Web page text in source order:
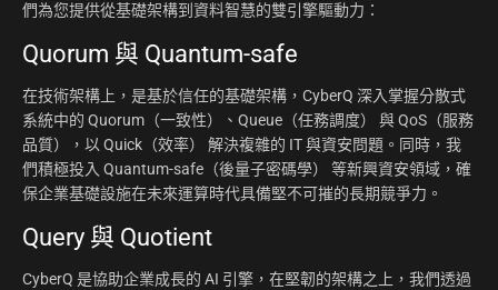
們為您提供從基礎架構到資料智慧的雙引擎驅動力：
Quorum 與 Quantum-safe
在技術架構上，是基於信任的基礎架構，CyberQ 深入掌握分散式
系統中的 Quorum（一致性）、Queue（任務調度） 與 QoS（服務
品質），以 Quick（效率） 解決複雜的 IT 與資安問題。同時，我
們積極投入 Quantum-safe（後量子密碼學） 等新興資安領域，確
保企業基礎設施在未來運算時代具備堅不可摧的長期競爭力。
Query 與 Quotient
CyberQ 是協助企業成長的 AI 引擎，在堅韌的架構之上，我們透過